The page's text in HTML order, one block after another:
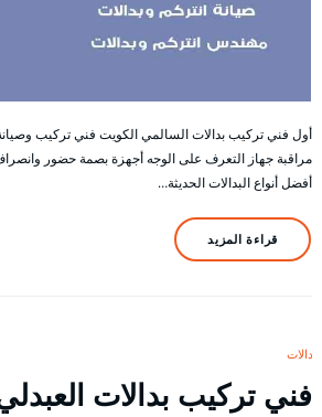
أول فني تركيب بدالات السالمي الكويت فني تركيب
مراقبة جهاز التعرف على الوجه أجهزة بصمة حضور
أفضل أنواع البدالات الحديثة…
قراءة المزيد
بدالات
فني تركيب بدالات